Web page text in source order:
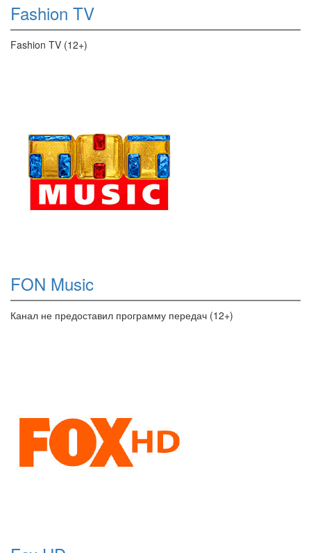
Fashion TV
Fashion TV (12+)
FON Music
Канал не предоставил программу передач (12+)